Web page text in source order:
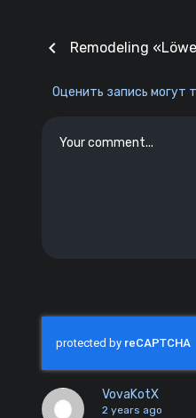
chevron_left Remodeling
Оценить запись могут
VovaKotX
2 years ago